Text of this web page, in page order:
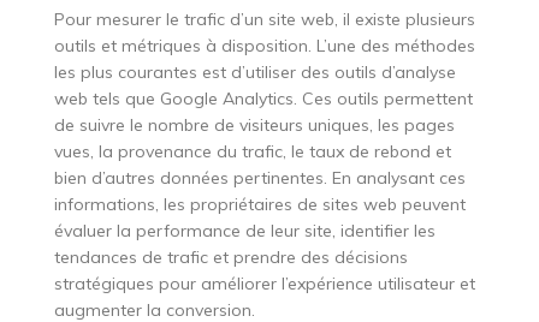
Pour mesurer le trafic d’un site web, il existe plusieurs
outils et métriques à disposition. L’une des méthodes
les plus courantes est d’utiliser des outils d’analyse
web tels que Google Analytics. Ces outils permettent
de suivre le nombre de visiteurs uniques, les pages
vues, la provenance du trafic, le taux de rebond et
bien d’autres données pertinentes. En analysant ces
informations, les propriétaires de sites web peuvent
évaluer la performance de leur site, identifier les
tendances de trafic et prendre des décisions
stratégiques pour améliorer l’expérience utilisateur et
augmenter la conversion.